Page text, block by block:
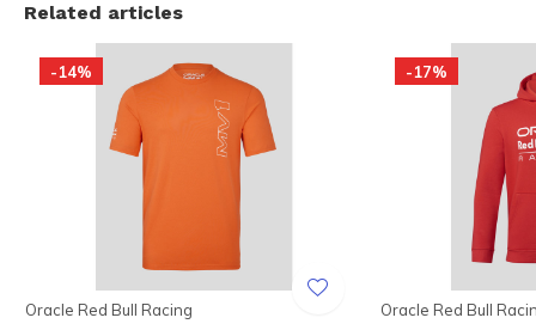
Related articles
-14%
Oracle Red Bull Racing
-17%
Oracle Red Bull